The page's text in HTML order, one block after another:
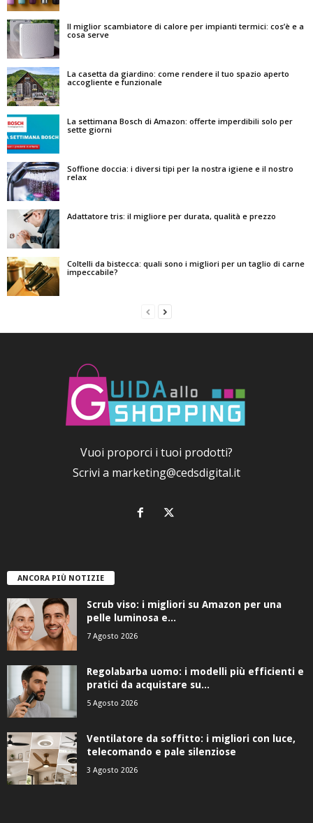
Il miglior scambiatore di calore per impianti termici: cos’è e a
cosa serve
La casetta da giardino: come rendere il tuo spazio aperto
accogliente e funzionale
La settimana Bosch di Amazon: offerte imperdibili solo per
sette giorni
Soffione doccia: i diversi tipi per la nostra igiene e il nostro
relax
Adattatore tris: il migliore per durata, qualità e prezzo
Coltelli da bistecca: quali sono i migliori per un taglio di carne
impeccabile?
Vuoi proporci i tuoi prodotti?
Scrivi a marketing@cedsdigital.it
ANCORA PIÙ NOTIZIE
Scrub viso: i migliori su Amazon per una
pelle luminosa e...
7 Agosto 2026
Regolabarba uomo: i modelli più efficienti e
pratici da acquistare su...
5 Agosto 2026
Ventilatore da soffitto: i migliori con luce,
telecomando e pale silenziose
3 Agosto 2026